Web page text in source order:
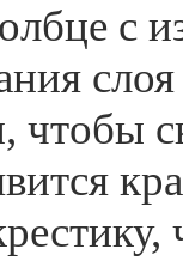
с
чтобы